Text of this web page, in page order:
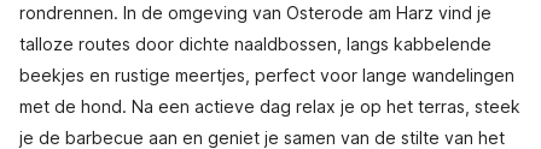
rondrennen. In de omgeving van Osterode am Harz vind je
talloze routes door dichte naaldbossen, langs kabbelende
beekjes en rustige meertjes, perfect voor lange wandelingen
met de hond. Na een actieve dag relax je op het terras, steek
je de barbecue aan en geniet je samen van de stilte van het